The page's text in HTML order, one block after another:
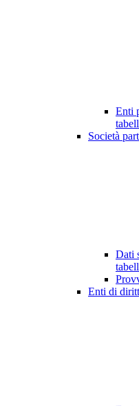
Enti
Società
Dati
Enti di